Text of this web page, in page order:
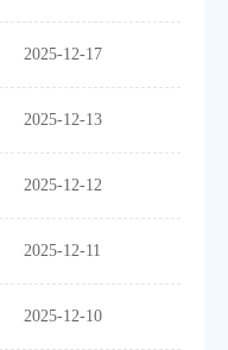
2025-12-17
2025-12-13
2025-12-12
2025-12-11
2025-12-10